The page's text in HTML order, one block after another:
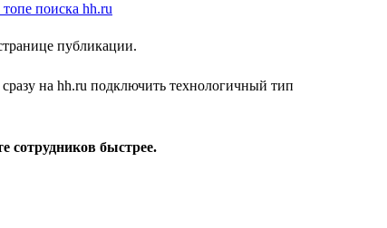
публикации.
на hh.ru подключить технологичный тип
сотрудников быстрее.